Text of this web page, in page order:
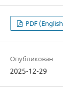
PDF
Опубликован
2025-12-29